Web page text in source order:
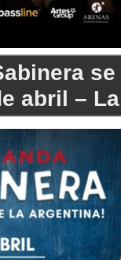
abril –